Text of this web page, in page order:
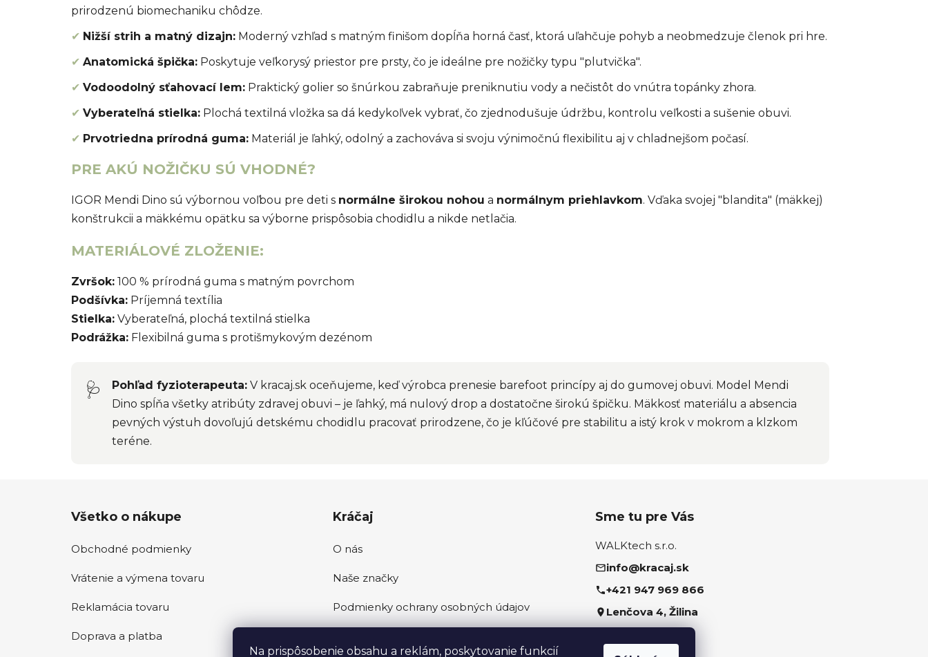
Na prispôsobenie obsahu a reklám, poskytovanie funkcií
prirodzenú biomechaniku chôdze.
✔ Nižší strih a matný dizajn: Moderný vzhľad s matným finišom dopĺňa horná časť, ktorá uľahčuje pohyb a neobmedzuje členok pri hre.
✔ Anatomická špička: Poskytuje veľkorysý priestor pre prsty, čo je ideálne pre nožičky typu "plutvička".
✔ Vodoodolný sťahovací lem: Praktický golier so šnúrkou zabraňuje preniknutiu vody a nečistôt do vnútra topánky zhora.
✔ Vyberateľná stielka: Plochá textilná vložka sa dá kedykoľvek vybrať, čo zjednodušuje údržbu, kontrolu veľkosti a sušenie obuvi.
✔ Prvotriedna prírodná guma: Materiál je ľahký, odolný a zachováva si svoju výnimočnú flexibilitu aj v chladnejšom počasí.
PRE AKÚ NOŽIČKU SÚ VHODNÉ?
IGOR Mendi Dino sú výbornou voľbou pre deti s normálne širokou nohou a normálnym priehlavkom. Vďaka svojej "blandita" (mäkkej)
konštrukcii a mäkkému opätku sa výborne prispôsobia chodidlu a nikde netlačia.
MATERIÁLOVÉ ZLOŽENIE:
Zvršok: 100 % prírodná guma s matným povrchom
Podšívka: Príjemná textília
Stielka: Vyberateľná, plochá textilná stielka
Podrážka: Flexibilná guma s protišmykovým dezénom
🩺 Pohľad fyzioterapeuta: V kracaj.sk oceňujeme, keď výrobca prenesie barefoot princípy aj do gumovej obuvi. Model Mendi
Dino spĺňa všetky atribúty zdravej obuvi – je ľahký, má nulový drop a dostatočne širokú špičku. Mäkkosť materiálu a absencia
pevných výstuh dovoľujú detskému chodidlu pracovať prirodzene, čo je kľúčové pre stabilitu a istý krok v mokrom a klzkom
teréne.
Všetko o nákupe
Obchodné podmienky
Vrátenie a výmena tovaru
Reklamácia tovaru
Doprava a platba
Kráčaj
O nás
Naše značky
Podmienky ochrany osobných údajov
Sme tu pre Vás
WALKtech s.r.o.
info@kracaj.sk
+421 947 969 866
Lenčova 4, Žilina